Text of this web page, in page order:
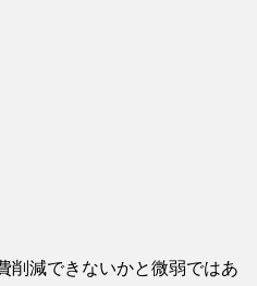
削減できないかと微弱ではあ